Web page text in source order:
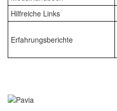
Hilfreiche Links
Erfahrungsberichte